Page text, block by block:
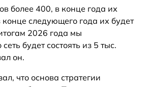
более 400, в конце года их
конце следующего года их будет
2026 года мы
будет состоять из 5 тыс.
он.
что основа стратегии